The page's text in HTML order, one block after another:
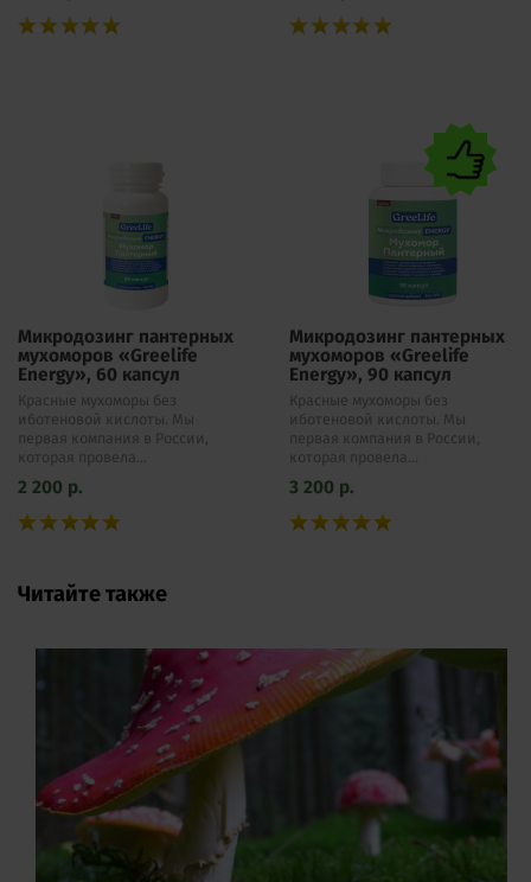
Микродозинг пантерных
мухоморов «Greelife
Energy», 60 капсул
Красные мухоморы без
иботеновой кислоты. Мы
первая компания в России,
которая провела...
2 200 р.
Микродозинг пантерных
мухоморов «Greelife
Energy», 90 капсул
Красные мухоморы без
иботеновой кислоты. Мы
первая компания в России,
которая провела...
3 200 р.
Читайте также